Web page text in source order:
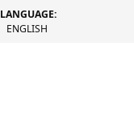
LANGUAGE:
ENGLISH